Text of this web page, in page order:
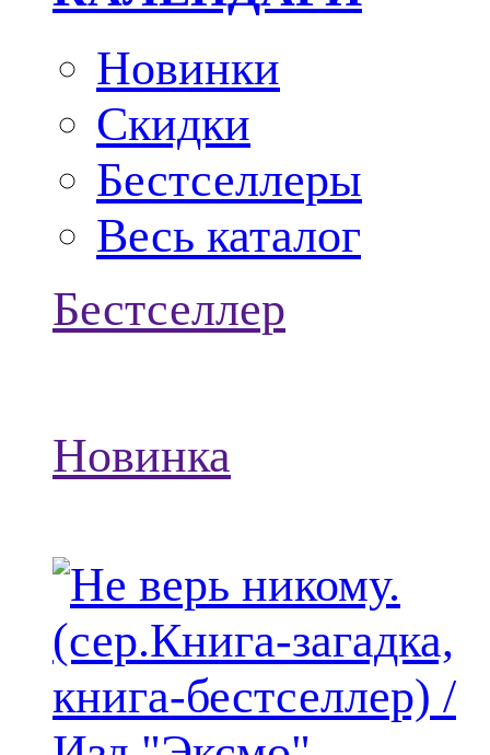
Новинки
Скидки
Бестселлеры
Весь каталог
Бестселлер
Новинка